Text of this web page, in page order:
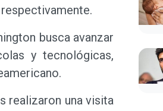
busca avanzar
y tecnológicas,
realizaron una visita